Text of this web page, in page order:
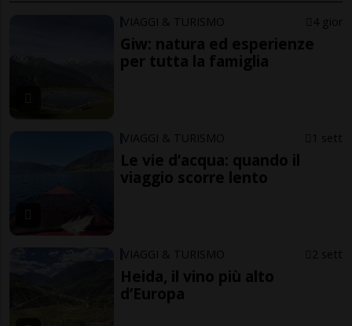
VIAGGI & TURISMO 4 gior
Giw: natura ed esperienze
per tutta la famiglia
VIAGGI & TURISMO 1 sett
Le vie d’acqua: quando il
viaggio scorre lento
VIAGGI & TURISMO 2 sett
Heida, il vino più alto
d’Europa